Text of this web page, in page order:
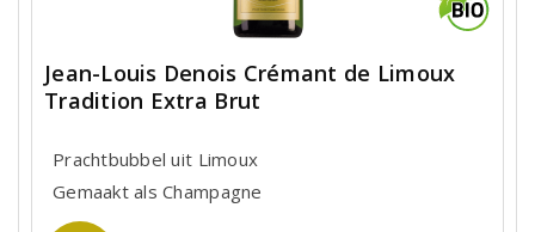
Jean-Louis Denois Crémant de Limoux
Tradition Extra Brut
Prachtbubbel uit Limoux
Gemaakt als Champagne